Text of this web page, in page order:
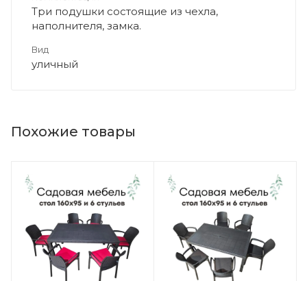
Три подушки состоящие из чехла,
наполнителя, замка.
Вид
уличный
Похожие товары